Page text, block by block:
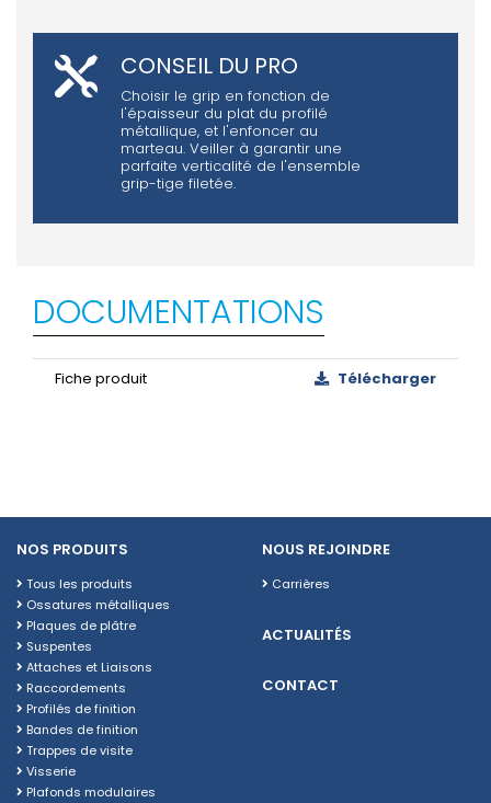
CONSEIL DU PRO
Choisir le grip en fonction de
l'épaisseur du plat du profilé
métallique, et l'enfoncer au
marteau. Veiller à garantir une
parfaite verticalité de l'ensemble
grip-tige filetée.
DOCUMENTATIONS
Fiche produit Télécharger
NOS PRODUITS
Tous les produits
Ossatures métalliques
Plaques de plâtre
Suspentes
Attaches et Liaisons
Raccordements
Profilés de finition
Bandes de finition
Trappes de visite
Visserie
Plafonds modulaires
NOUS REJOINDRE
Carrières
ACTUALITÉS
CONTACT